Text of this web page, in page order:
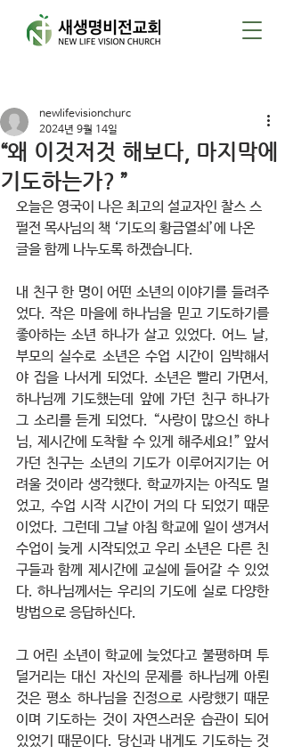
“왜 이것저것 해보다, 마지막에
기도하는가? ”
newlifevisionchurc
2024년 9월 14일
오늘은 영국이 나은 최고의 설교자인 찰스 스
펄전 목사님의 책 ‘기도의 황금열쇠’에 나온
글을 함께 나누도록 하겠습니다.
내 친구 한 명이 어떤 소년의 이야기를 들려주
었다. 작은 마을에 하나님을 믿고 기도하기를
좋아하는 소년 하나가 살고 있었다. 어느 날,
부모의 실수로 소년은 수업 시간이 임박해서
야 집을 나서게 되었다. 소년은 빨리 가면서,
하나님께 기도했는데 앞에 가던 친구 하나가
그 소리를 듣게 되었다. “사랑이 많으신 하나
님, 제시간에 도착할 수 있게 해주세요!” 앞서
가던 친구는 소년의 기도가 이루어지기는 어
려울 것이라 생각했다. 학교까지는 아직도 멀
었고, 수업 시작 시간이 거의 다 되었기 때문
이었다. 그런데 그날 아침 학교에 일이 생겨서
수업이 늦게 시작되었고 우리 소년은 다른 친
구들과 함께 제시간에 교실에 들어갈 수 있었
다. 하나님께서는 우리의 기도에 실로 다양한
방법으로 응답하신다.
그 어린 소년이 학교에 늦었다고 불평하며 투
덜거리는 대신 자신의 문제를 하나님께 아뢴
것은 평소 하나님을 진정으로 사랑했기 때문
이며 기도하는 것이 자연스러운 습관이 되어
있었기 때문이다. 당신과 내게도 기도하는 것